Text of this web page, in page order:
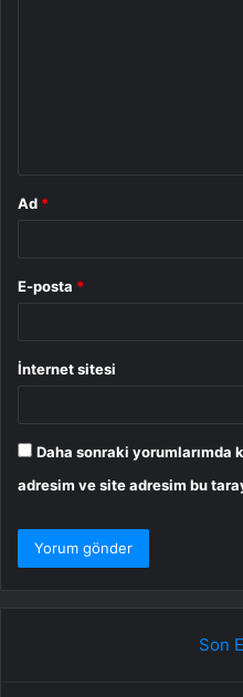
Ad *
E-posta *
İnternet sitesi
Daha sonraki yorumlarımda
adresim ve site adresim bu
Son